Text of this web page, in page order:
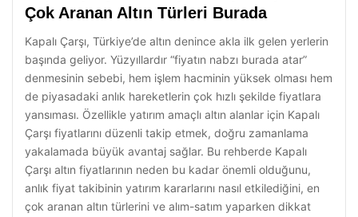
Çok Aranan Altın Türleri Burada
Kapalı Çarşı, Türkiye’de altın denince akla ilk gelen yerlerin
başında geliyor. Yüzyıllardır “fiyatın nabzı burada atar”
denmesinin sebebi, hem işlem hacminin yüksek olması hem
de piyasadaki anlık hareketlerin çok hızlı şekilde fiyatlara
yansıması. Özellikle yatırım amaçlı altın alanlar için Kapalı
Çarşı fiyatlarını düzenli takip etmek, doğru zamanlama
yakalamada büyük avantaj sağlar. Bu rehberde Kapalı
Çarşı altın fiyatlarının neden bu kadar önemli olduğunu,
anlık fiyat takibinin yatırım kararlarını nasıl etkilediğini, en
çok aranan altın türlerini ve alım-satım yaparken dikkat